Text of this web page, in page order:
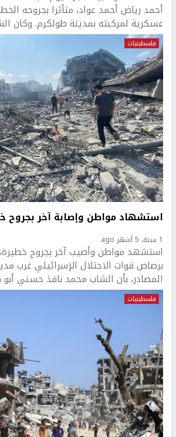
أحمد رياض أحمد عواد، متأثرا بجروحه
عسكرية لمركبته بمدينة طولكرم. وكان
فلسطينيات
استشهاد مواطن وإصابة آخر بجروح
1 سنة، 5 أشهر ago
استشهد مواطن وأصيب آخر بجروح خطيرة،
برصاص قوات الاحتلال الإسرائيلي غرب
المصادر، بأن الشاب محمد نافذ حسني
فلسطينيات